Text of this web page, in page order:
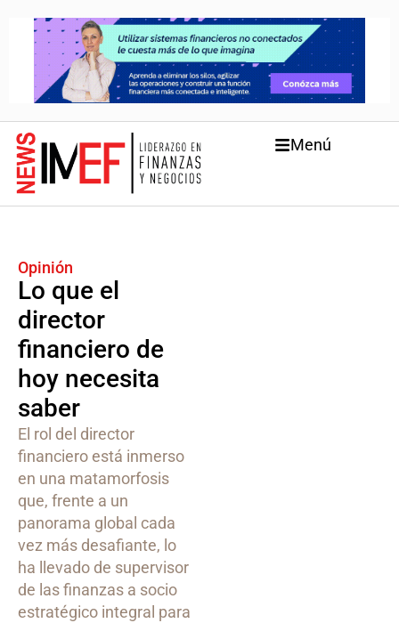
Menú
Opinión
Lo que el
director
financiero de
hoy necesita
saber
El rol del director
financiero está inmerso
en una matamorfosis
que, frente a un
panorama global cada
vez más desafiante, lo
ha llevado de supervisor
de las finanzas a socio
estratégico integral para